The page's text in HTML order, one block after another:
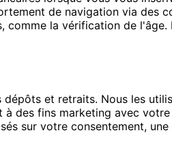
de navigation via des
comme la vérification de l'âge.
et retraits. Nous les
des fins marketing avec
sur votre consentement,